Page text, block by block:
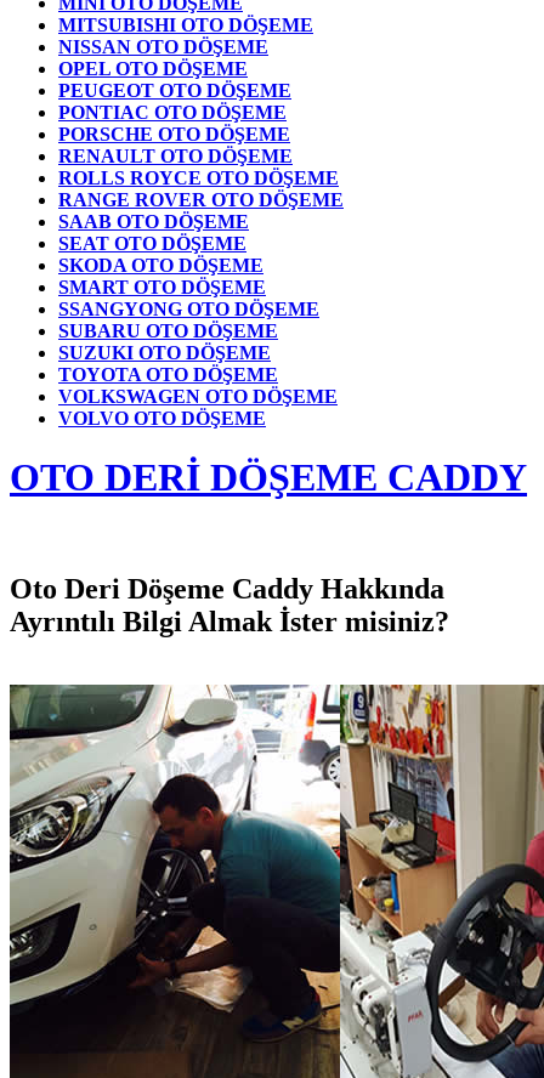
MITSUBISHI OTO DÖŞEME
NISSAN OTO DÖŞEME
OPEL OTO DÖŞEME
PEUGEOT OTO DÖŞEME
PONTIAC OTO DÖŞEME
PORSCHE OTO DÖŞEME
RENAULT OTO DÖŞEME
ROLLS ROYCE OTO DÖŞEME
RANGE ROVER OTO DÖŞEME
SAAB OTO DÖŞEME
SEAT OTO DÖŞEME
SKODA OTO DÖŞEME
SMART OTO DÖŞEME
SSANGYONG OTO DÖŞEME
SUBARU OTO DÖŞEME
SUZUKI OTO DÖŞEME
TOYOTA OTO DÖŞEME
VOLKSWAGEN OTO DÖŞEME
VOLVO OTO DÖŞEME
OTO DERİ DÖŞEME CADDY
Oto Deri Döşeme Caddy Hakkında
Ayrıntılı Bilgi Almak İster misiniz?